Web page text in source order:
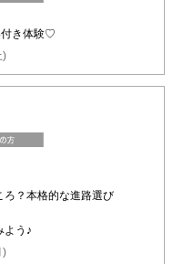
付き体験♡
)
ろ？本格的な進路選び
よう♪
)